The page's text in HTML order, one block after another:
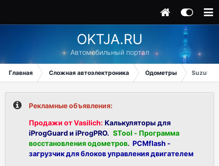
OKTJA.RU
Автомобильный портал
Главная Сложная автоэлектроника Одометры Suzuki
Рекламные объявления:
Продажи от Vasilich: Калькуляторы для
iProgGuard и iProgPRO. STool - Программа
восстановления одометров. PCMflash -
загрузчик для блоков управления двигателем